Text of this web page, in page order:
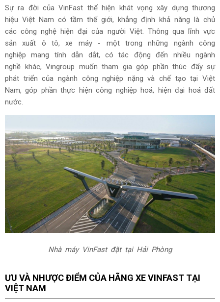
Sự ra đời của VinFast thể hiện khát vọng xây dựng thương
hiệu Việt Nam có tầm thế giới, khẳng định khả năng là chủ
các công nghệ hiện đại của người Việt. Thông qua lĩnh vực
sản xuất ô tô, xe máy - một trong những ngành công
nghiệp mang tính dẫn dắt, có tác động đến nhiều ngành
nghề khác, Vingroup muốn tham gia góp phần thúc đẩy sự
phát triển của ngành công nghiệp nặng và chế tạo tại Việt
Nam, góp phần thực hiện công nghiệp hoá, hiện đại hoá đất
nước.
Nhà máy VinFast đặt tại Hải Phòng
ƯU VÀ NHƯỢC ĐIỂM CỦA HÃNG XE VINFAST TẠI
VIỆT NAM